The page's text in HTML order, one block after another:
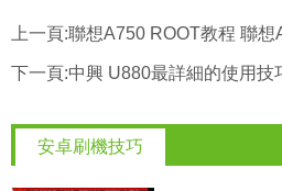
上一頁:聯想A750 ROOT教程 聯想
下一頁:中興 U880最詳細的使用技
安卓刷機技巧